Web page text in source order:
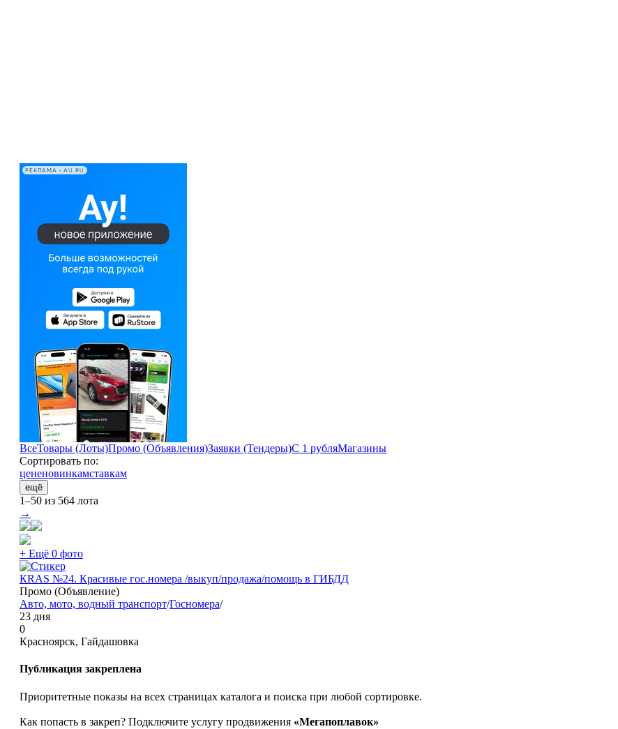
РЕКЛАМА • AU.RU
ВсеТовары (Лоты)Промо (Объявления)Заявки (Тендеры)С 1 рубляМагазины
Сортировать по:
цененовинкамставкам
ещё
1–50 из 564 лота
→
+ Ещё 0 фото
КRAS №24. Красивые гос.номера /выкуп/продажа/помощь в ГИБДД
Промо (Объявление)
Авто, мото, водный транспорт/Госномера/
23 дня
0
Красноярск, Гайдашовка
Публикация закреплена
Приоритетные показы на всех страницах каталога и поиска при любой сортировке.
Как попасть в закреп? Подключите услугу продвижения «Мегапоплавок»